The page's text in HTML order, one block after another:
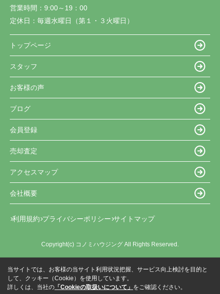
営業時間： 9:00～19：00
定休日： 毎週水曜日（第１・３火曜日）
トップページ
スタッフ
お客様の声
ブログ
会員登録
売却査定
アクセスマップ
会社概要
利用規約 プライバシーポリシー サイトマップ
Copyright(c) コノミハウジング All Rights Reserved.
当サイトでは、お客様の当サイト利用状況把握、サービス向上検討を目的と
して、クッキー（Cookie）を使用しています。
詳しくは、当社の 「Cookieの取扱いについて」 をご確認ください。